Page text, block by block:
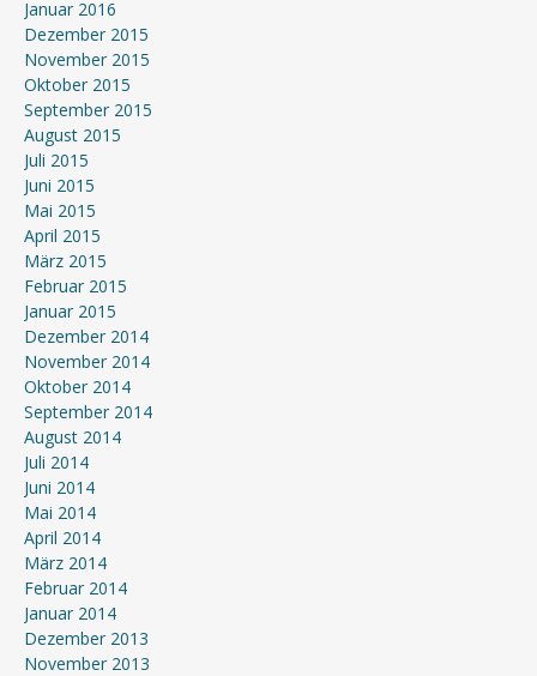
Januar 2016
Dezember 2015
November 2015
Oktober 2015
September 2015
August 2015
Juli 2015
Juni 2015
Mai 2015
April 2015
März 2015
Februar 2015
Januar 2015
Dezember 2014
November 2014
Oktober 2014
September 2014
August 2014
Juli 2014
Juni 2014
Mai 2014
April 2014
März 2014
Februar 2014
Januar 2014
Dezember 2013
November 2013